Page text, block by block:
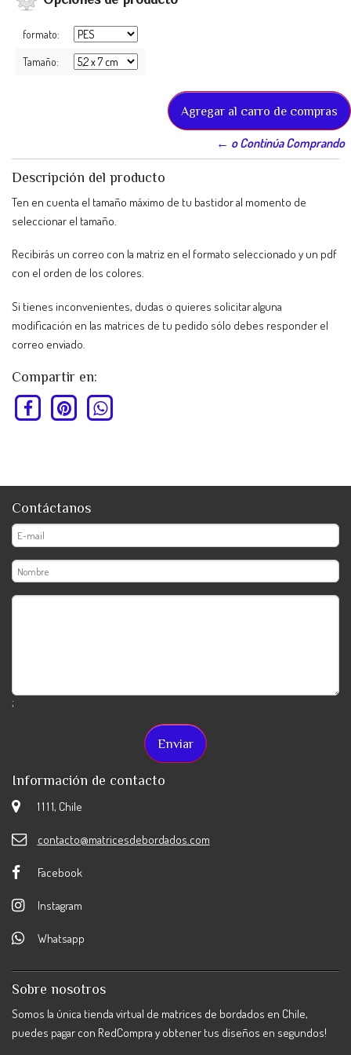
formato:
Tamaño:
← o Continúa Comprando
Descripción del producto
Ten en cuenta el tamaño máximo de tu bastidor al momento de
seleccionar el tamaño.
Recibirás un correo con la matriz en el formato seleccionado y un pdf
con el orden de los colores.
Si tienes inconvenientes, dudas o quieres solicitar alguna
modificación en las matrices de tu pedido sólo debes responder el
correo enviado.
Compartir en:
Contáctanos
;
Información de contacto
1 1 1 1, Chile
contacto@matricesdebordados.com
Facebook
Instagram
Whatsapp
Sobre nosotros
Somos la única tienda virtual de matrices de bordados en Chile,
puedes pagar con RedCompra y obtener tus diseños en segundos!